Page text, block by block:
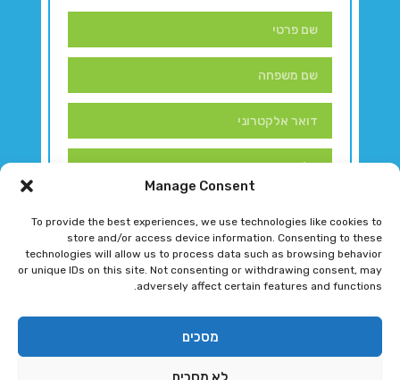
Manage Consent
To provide the best experiences, we use technologies like cookies to
store and/or access device information. Consenting to these
technologies will allow us to process data such as browsing behavior
or unique IDs on this site. Not consenting or withdrawing consent, may
adversely affect certain features and functions.
מסכים